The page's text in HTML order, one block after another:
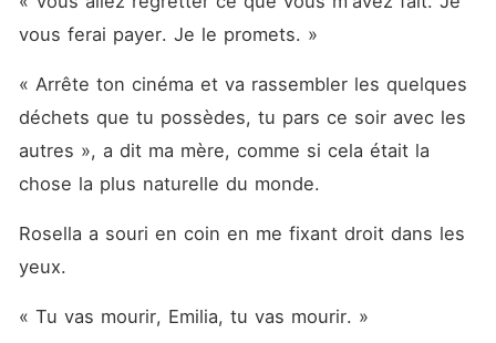
vous ferai payer. Je le promets. »
« Arrête ton cinéma et va rassembler les quelques
déchets que tu possèdes, tu pars ce soir avec les
autres », a dit ma mère, comme si cela était la
chose la plus naturelle du monde.
Rosella a souri en coin en me fixant droit dans les
yeux.
« Tu vas mourir, Emilia, tu vas mourir. »